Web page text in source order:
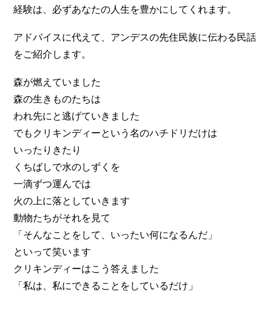
経験は、必ずあなたの人生を豊かにしてくれます。
アドバイスに代えて、アンデスの先住民族に伝わる民話
をご紹介します。
森が燃えていました
森の生きものたちは
われ先にと逃げていきました
でもクリキンディーという名のハチドリだけは
いったりきたり
くちばしで水のしずくを
一滴ずつ運んでは
火の上に落としていきます
動物たちがそれを見て
「そんなことをして、いったい何になるんだ」
といって笑います
クリキンディーはこう答えました
「私は、私にできることをしているだけ」